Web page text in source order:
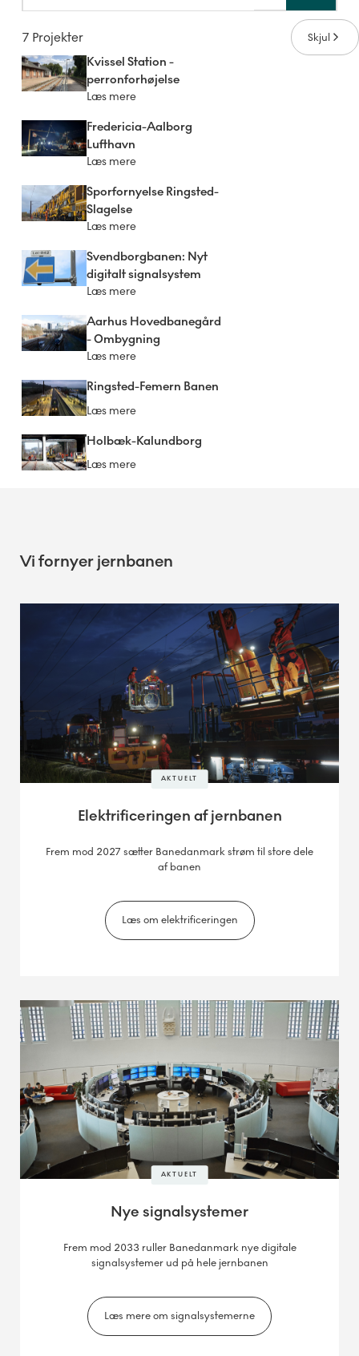
7 Projekter Skjul
Kvissel Station -
perronforhøjelse
Læs mere
Fredericia-Aalborg
Lufthavn
Læs mere
Sporfornyelse Ringsted-
Slagelse
Læs mere
Svendborgbanen: Nyt
digitalt signalsystem
Læs mere
Aarhus Hovedbanegård
- Ombygning
Læs mere
Ringsted-Femern Banen
Læs mere
Holbæk-Kalundborg
Læs mere
Vi fornyer jernbanen
AKTUELT
Elektrificeringen af jernbanen
Frem mod 2027 sætter Banedanmark strøm til store dele
af banen
Læs om elektrificeringen
AKTUELT
Nye signalsystemer
Frem mod 2033 ruller Banedanmark nye digitale
signalsystemer ud på hele jernbanen
Læs mere om signalsystemerne